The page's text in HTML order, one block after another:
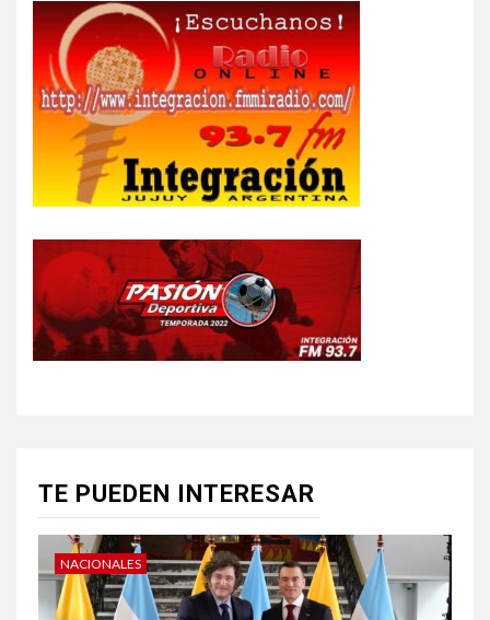
TE PUEDEN INTERESAR
NACIONALES